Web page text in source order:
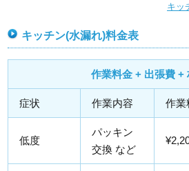
キッ
キッチン(水漏れ)料金表
作業料金 + 出張費 +
症状 作業内容 作業
低度
パッキン
交換 など